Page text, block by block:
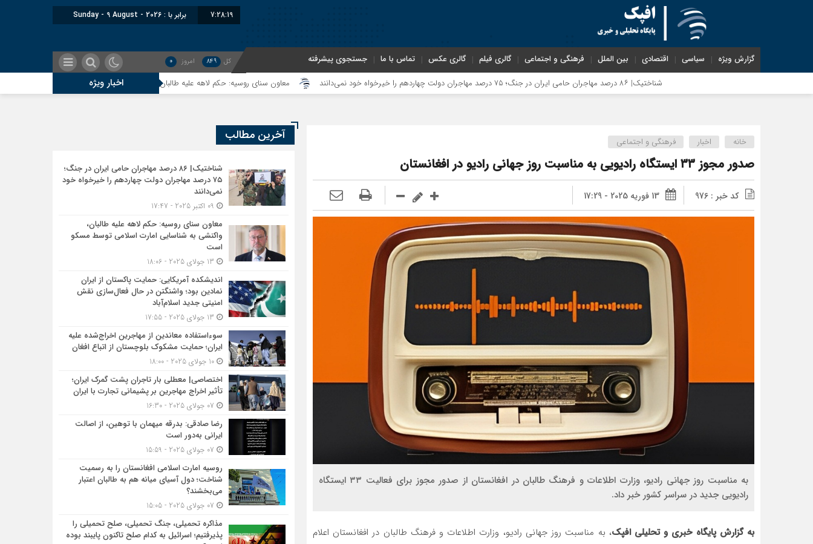
7:28:20 برابر با : Sunday - 9 August - 2026
گزارش ویژه سیاسی اقتصادی بین الملل فرهنگی و اجتماعی گالری فیلم گالری عکس تماس با ما جستجوی پیشرفته کل 849 امروز 0
اخبار ویژه
معاون سنای روسیه: حکم لاهه علیه طالبان، واکنشی به شناسایی امارت اسلامی توسط مسکو است
خانه اخبار فرهنگی و اجتماعی
صدور مجوز ۳۳ ایستگاه رادیویی به مناسبت روز جهانی رادیو در افغانستان
کد خبر : 976 13 فوریه 2025 - 17:29
به مناسبت روز جهانی رادیو، وزارت اطلاعات و فرهنگ طالبان در افغانستان از صدور مجوز برای فعالیت ۳۳ ایستگاه
رادیویی جدید در سراسر کشور خبر داد.
به گزارش پایگاه خبری و تحلیلی افپک، به مناسبت روز جهانی رادیو، وزارت اطلاعات و فرهنگ طالبان در افغانستان اعلام
آخرین مطالب
شناختیک| ۸۶ درصد مهاجران حامی ایران در جنگ؛
۷۵ درصد مهاجران دولت چهاردهم را خیرخواه خود
نمی‌دانند
معاون سنای روسیه: حکم لاهه علیه طالبان،
واکنشی به شناسایی امارت اسلامی توسط مسکو
است
اندیشکده آمریکایی: حمایت پاکستان از ایران
نمادین بود؛ واشنگتن در حال فعال‌سازی نقش
امنیتی جدید اسلام‌آباد
سوءاستفاده معاندین از مهاجرین اخراج‌شده علیه
ایران؛ حمایت مشکوک بلوچستان از اتباع افغان
10 جولای 2025 - 18:00
اختصاصی| معطلی بار تاجران پشت گمرک ایران؛
تأثیر اخراج مهاجرین بر پشیمانی تجارت با ایران
رضا صادقی: بدرقه میهمان با توهین، از اصالت
ایرانی به‌دور است
روسیه امارت اسلامی افغانستان را به رسمیت
شناخت؛ دول آسیای میانه هم به طالبان اعتبار
می‎‌بخشند؟
مذاکره تحمیلی، جنگ تحمیلی، صلح تحمیلی را
پذیرفتیم؛ اسرائیل به کدام صلح تاکنون پایبند بوده